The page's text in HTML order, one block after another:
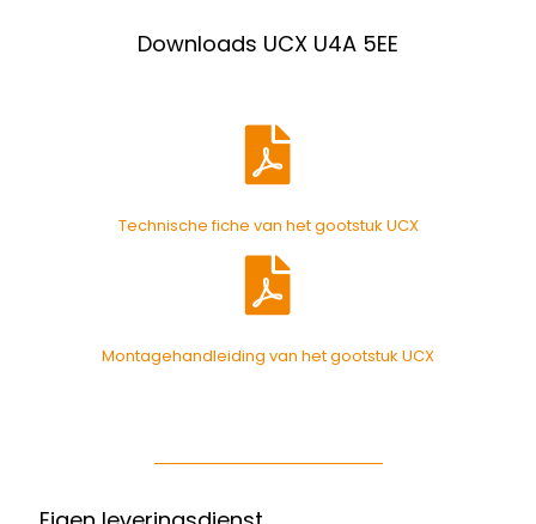
Downloads UCX U4A 5EE
Technische fiche van het gootstuk UCX
Montagehandleiding van het gootstuk UCX